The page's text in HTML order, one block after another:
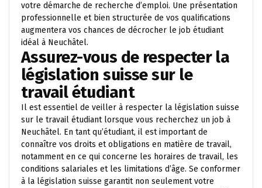
votre démarche de recherche d’emploi. Une présentation
professionnelle et bien structurée de vos qualifications
augmentera vos chances de décrocher le job étudiant
idéal à Neuchâtel.
Assurez-vous de respecter la
législation suisse sur le
travail étudiant
Il est essentiel de veiller à respecter la législation suisse
sur le travail étudiant lorsque vous recherchez un job à
Neuchâtel. En tant qu’étudiant, il est important de
connaître vos droits et obligations en matière de travail,
notamment en ce qui concerne les horaires de travail, les
conditions salariales et les limitations d’âge. Se conformer
à la législation suisse garantit non seulement votre